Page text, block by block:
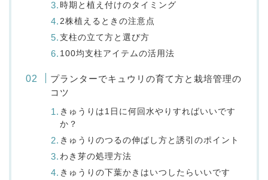
時期と植え付けのタイミング
2株植えるときの注意点
支柱の立て方と選び方
100均支柱アイテムの活用法
プランターでキュウリの育て方と栽培管理の
コツ
きゅうりは1日に何回水やりすればいいです
か？
きゅうりのつるの伸ばし方と誘引のポイント
わき芽の処理方法
きゅうりの下葉かきはいつしたらいいです